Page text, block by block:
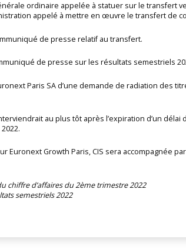
ordinaire appelée à statuer sur le transfert
appelé à mettre en œuvre le transfert de
de presse relatif au transfert.
de presse sur les résultats semestriels
Paris SA d’une demande de radiation des
au plus tôt après l’expiration d’un délai
Euronext Growth Paris, CIS sera accompagnée
chiffre d’affaires du 2ème trimestre 2022
semestriels 2022